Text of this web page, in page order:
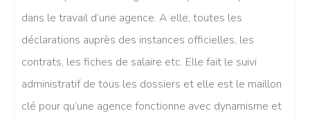
dans le travail d’une agence. A elle, toutes les
déclarations auprès des instances officielles, les
contrats, les fiches de salaire etc. Elle fait le suivi
administratif de tous les dossiers et elle est le maillon
clé pour qu’une agence fonctionne avec dynamisme et